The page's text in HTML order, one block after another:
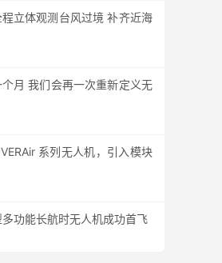
立体观测台风过境 补齐近海
月 我们会再一次重新定义无
系列无人机，引入模块
功能长航时无人机成功首飞